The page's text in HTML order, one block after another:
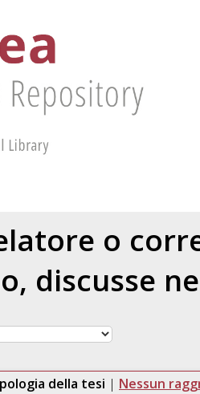
o
, discusse
della tesi | Nessun